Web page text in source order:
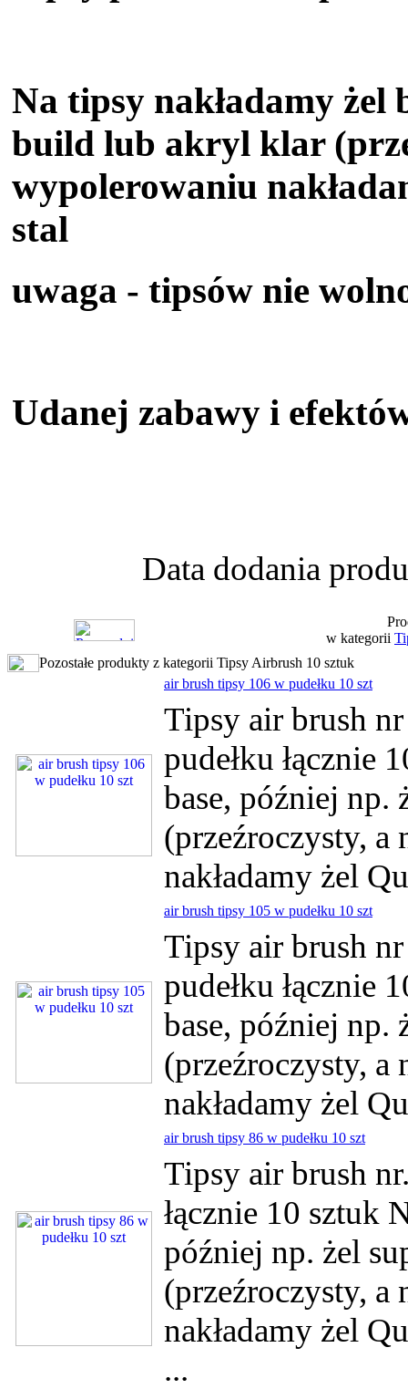
Na tipsy nakładamy żel
build lub akryl klar
wypolerowaniu
stal
uwaga - tipsów nie
Udanej zabawy i
Data dodania
w kategorii
Pozostałe produkty z kategorii Tipsy Airbrush 10 sztuk
air brush tipsy 106 w pudełku 10 szt
Tipsy air brush
pudełku łącznie
base, później
(przeźroczysty, a
nakładamy żel
air brush tipsy 105 w pudełku 10 szt
Tipsy air brush
pudełku łącznie
base, później
(przeźroczysty, a
nakładamy żel
air brush tipsy 86 w pudełku 10 szt
Tipsy air brush
łącznie 10 sztuk
później np. żel
(przeźroczysty, a
nakładamy żel
...